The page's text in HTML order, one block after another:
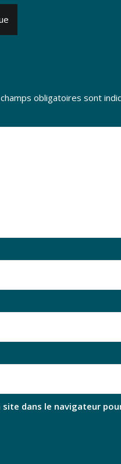
obligatoires sont
dans le navigateur